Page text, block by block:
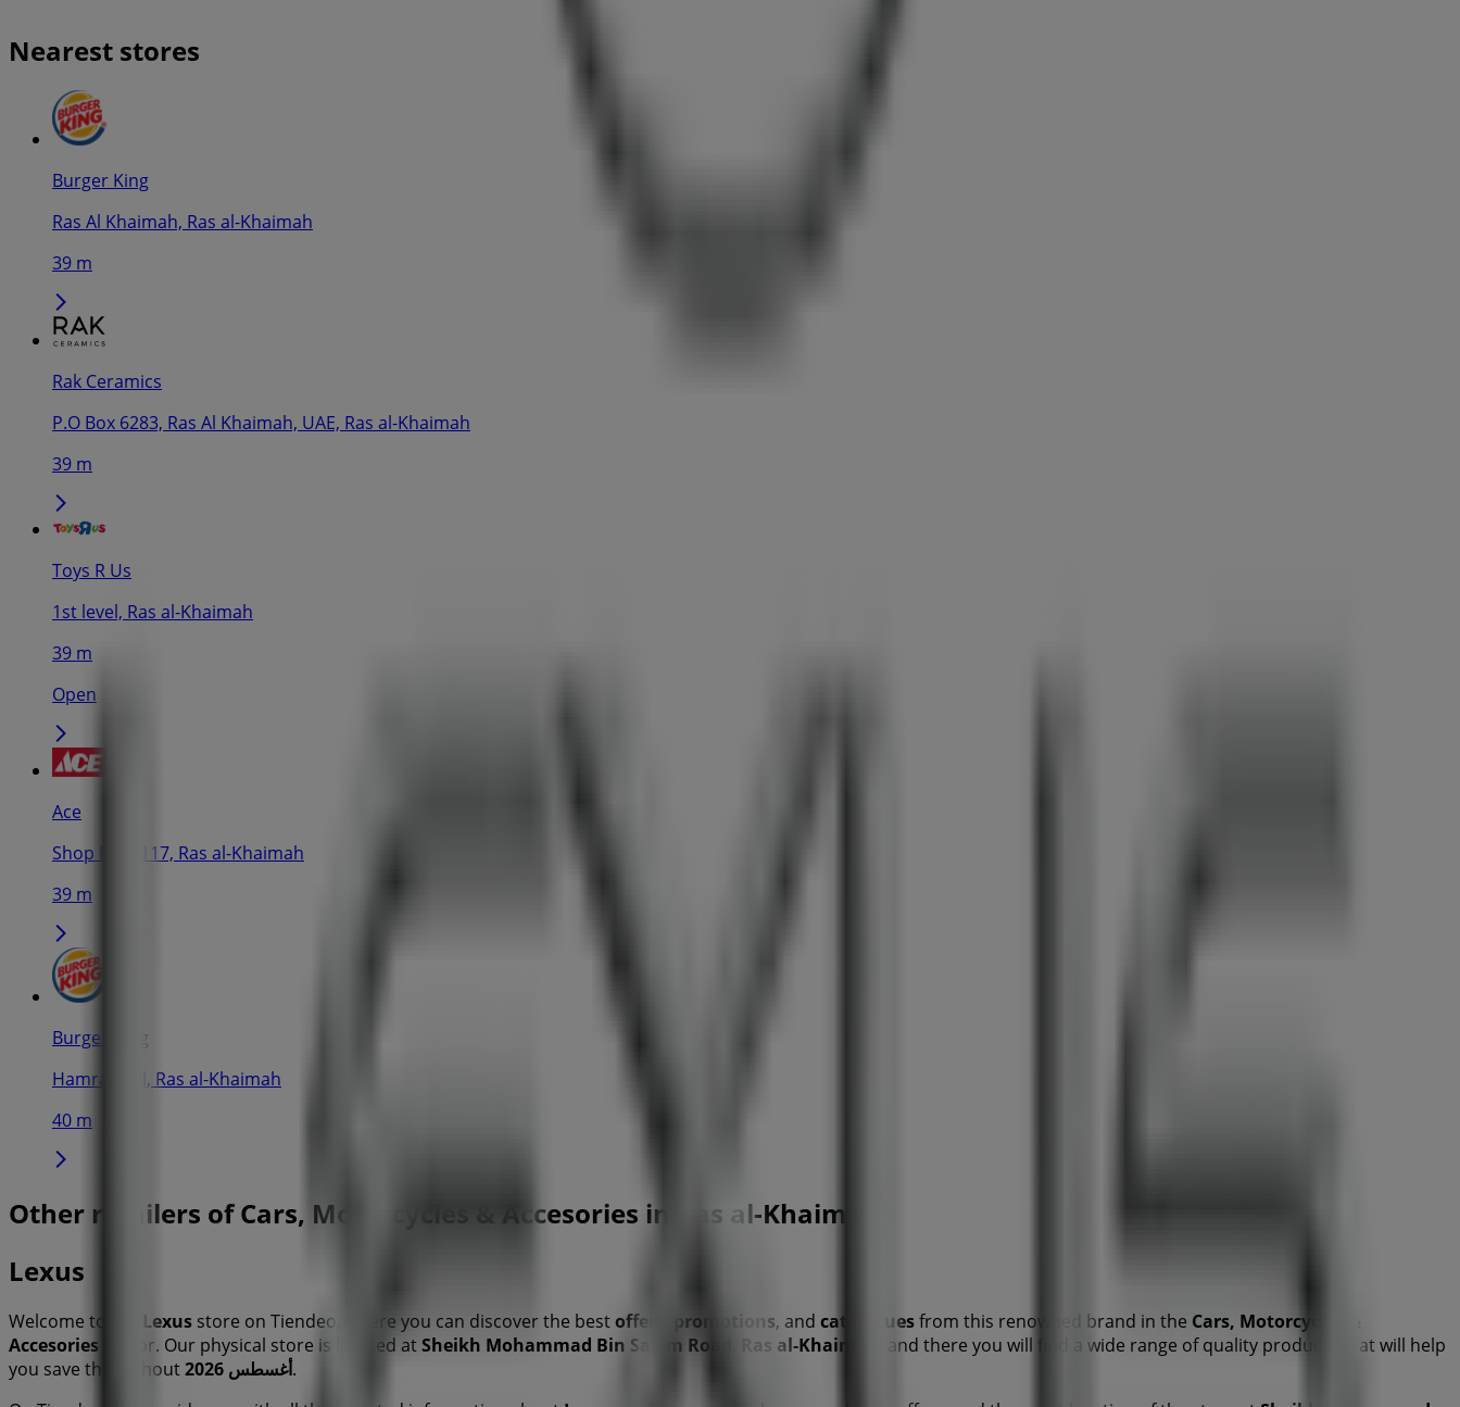
Nearest stores
Burger King
Ras Al Khaimah, Ras al-Khaimah
39 m
Rak Ceramics
P.O Box 6283, Ras Al Khaimah, UAE, Ras al-Khaimah
39 m
Toys R Us
1st level, Ras al-Khaimah
39 m
Open
Ace
Shop No – 117, Ras al-Khaimah
39 m
Burger King
Hamra Mall, Ras al-Khaimah
40 m
Other retailers of Cars, Motorcycles & Accesories in Ras al-Khaimah
Lexus
Welcome to the Lexus store on Tiendeo, where you can discover the bestoffers promotions, and cataloguesfrom this renowned brand in the Cars, Motorcycles &
Accesories sector. Our physical store is located atSheikh Mohammad Bin Salem Road Ras al-Khaimah
, and there you will find a wide range of quality products that will help
you save throughout
أغسطس 2026.